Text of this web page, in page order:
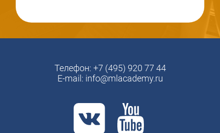
Телефон: +7 (495) 920 77 44
E-mail: info@mlacademy.ru